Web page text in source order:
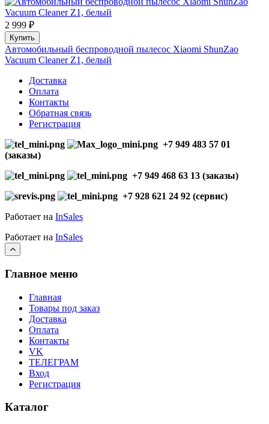
2 999 ₽
Купить
Автомобильный беспроводной пылесос Xiaomi ShunZao
Vacuum Cleaner Z1, белый
Доставка
Оплата
Контакты
Обратная связь
Регистрация
+7 949 483 57 01
(заказы)
+7 949 468 63 13 (заказы)
+7 928 621 24 92 (сервис)
Работает на InSales
Работает на InSales
Главное меню
Главная
Товары под заказ
Доставка
Оплата
Контакты
VK
ТЕЛЕГРАМ
Вход
Регистрация
Каталог